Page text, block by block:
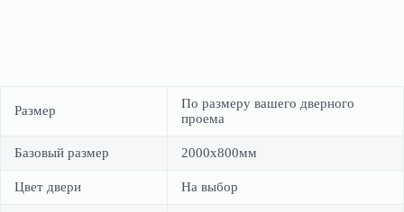
Размер
По размеру вашего дверного
проема
Базовый размер 2000х800мм
Цвет двери На выбор